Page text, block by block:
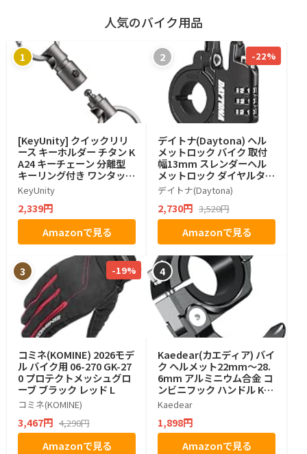
人気のバイク用品
1
[KeyUnity] クイックリリ
ース キーホルダー チタン K
A24 キーチェーン 分離型
キーリング付き ワンタッチ
おしゃれ リリーサー 着脱
式 360°回転 小型 軽量 錆び
ない 鍵 紛失防止 グッズ
KeyUnity
2,339円
Amazonで見る
2 -22%
デイトナ(Daytona) ヘル
メットロック バイク 取付
幅13mm スレンダーヘル
メットロック ダイヤルタイ
プ ブラック 42183
デイトナ(Daytona)
2,730円 3,520円
Amazonで見る
3 -19%
コミネ(KOMINE) 2026モデ
ル バイク用 06-270 GK-27
0 プロテクトメッシュグロ
ーブ ブラック レッド L
コミネ(KOMINE)
3,467円 4,290円
Amazonで見る
4
Kaedear(カエディア) バイ
ク ヘルメット22mm～28.
6mm アルミニウム合金 コ
ンビニフック ハンドル KD
R-RF2 (リングタイプ)
Kaedear
1,898円
Amazonで見る